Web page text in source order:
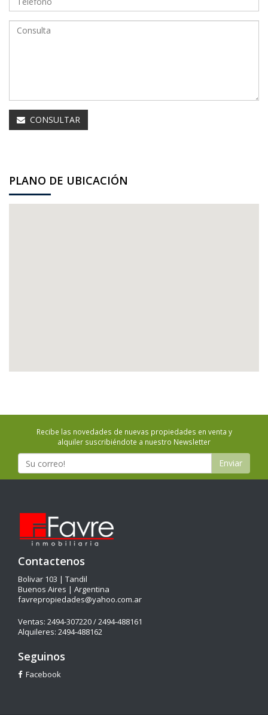
CONSULTAR
PLANO DE UBICACIÓN
Recibe las novedades de nuevas propiedades en venta y
alquiler suscribiéndote a nuestro Newsletter
Enviar
Contactenos
Bolivar 103 | Tandil
Buenos Aires | Argentina
favrepropiedades@yahoo.com.ar
Ventas: 2494-307220 / 2494-488161
Alquileres: 2494-488162
Seguinos
Facebook